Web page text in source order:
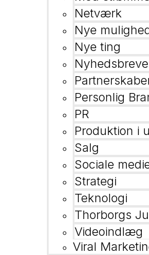
Netværk
Nye
Nye ting
Nyhedsbreve
Personlig
PR
Produktion i
Salg
Sociale
Strategi
Teknologi
Thorborgs
Videoindlæg
Viral